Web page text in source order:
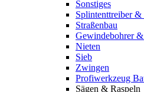
Sonstiges
Splintenttreiber
Straßenbau
Gewindebohrer
Nieten
Sieb
Zwingen
Profiwerkzeug
Sägen & Raspeln